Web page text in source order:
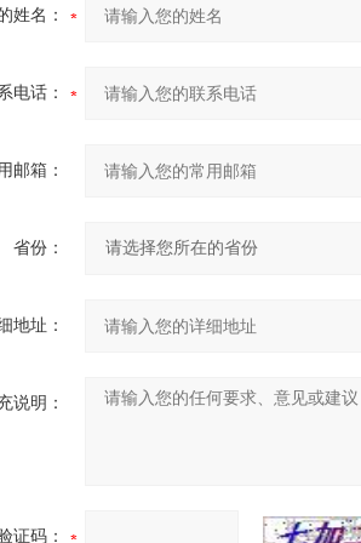
姓名：
电话：
邮箱：
省份：
地址：
说明：
证码：